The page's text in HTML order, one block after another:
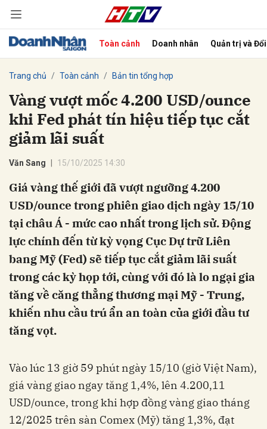
Toàn cảnh Doanh nhân Quản trị và
Trang chủ Toàn cảnh Bản tin tổng hợp
Vàng vượt mốc 4.200 USD/ounce
khi Fed phát tín hiệu tiếp tục cắt
giảm lãi suất
Văn Sang 15/10/2025 14:30
Giá vàng thế giới đã vượt ngưỡng 4.200
USD/ounce trong phiên giao dịch ngày 15/10
tại châu Á - mức cao nhất trong lịch sử. Động
lực chính đến từ kỳ vọng Cục Dự trữ Liên
bang Mỹ (Fed) sẽ tiếp tục cắt giảm lãi suất
trong các kỳ họp tới, cùng với đó là lo ngại gia
tăng về căng thẳng thương mại Mỹ - Trung,
khiến nhu cầu trú ẩn an toàn của giới đầu tư
tăng vọt.
Vào lúc 13 giờ 59 phút ngày 15/10 (giờ Việt Nam),
giá vàng giao ngay tăng 1,4%, lên 4.200,11
USD/ounce, trong khi hợp đồng vàng giao tháng
12/2025 trên sàn Comex (Mỹ) tăng 1,3%, đạt
Hủy